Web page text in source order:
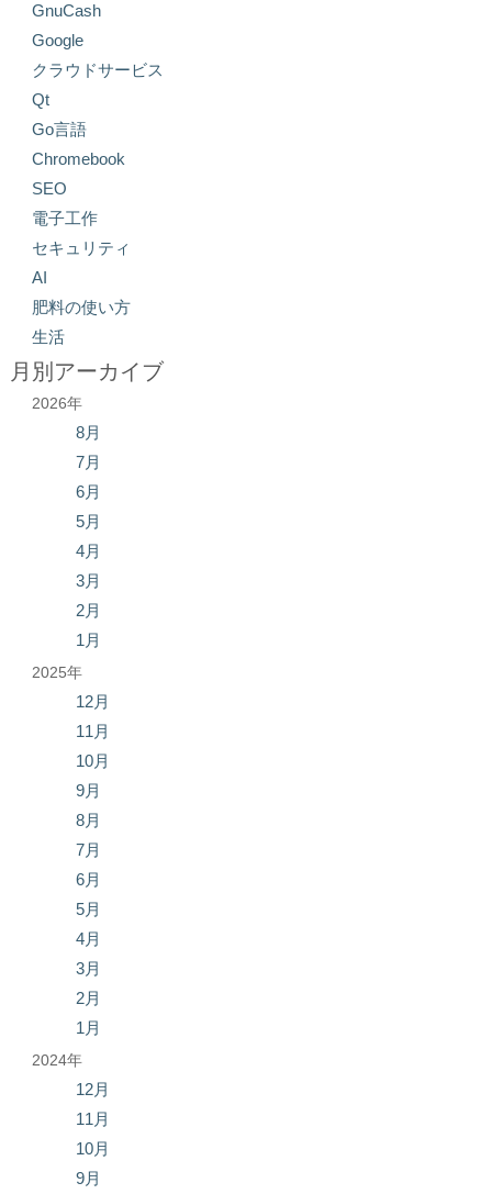
GnuCash
Google
クラウドサービス
Qt
Go言語
Chromebook
SEO
電子工作
セキュリティ
AI
肥料の使い方
生活
月別アーカイブ
2026年
8月
7月
6月
5月
4月
3月
2月
1月
2025年
12月
11月
10月
9月
8月
7月
6月
5月
4月
3月
2月
1月
2024年
12月
11月
10月
9月